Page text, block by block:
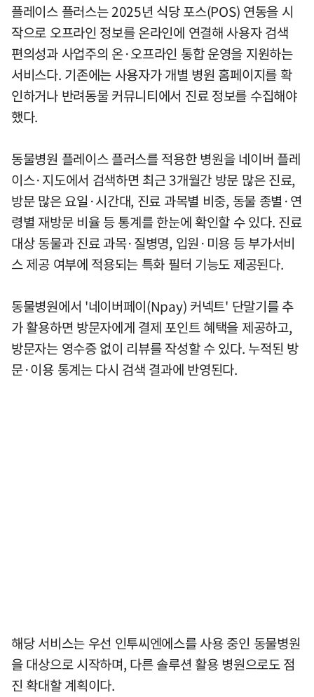
플레이스 플러스는 2025년 식당 포스(POS) 연동을 시
작으로 오프라인 정보를 온라인에 연결해 사용자 검색
편의성과 사업주의 온·오프라인 통합 운영을 지원하는
서비스다. 기존에는 사용자가 개별 병원 홈페이지를 확
인하거나 반려동물 커뮤니티에서 진료 정보를 수집해야
했다.
동물병원 플레이스 플러스를 적용한 병원을 네이버 플레
이스·지도에서 검색하면 최근 3개월간 방문 많은 진료,
방문 많은 요일·시간대, 진료 과목별 비중, 동물 종별·연
령별 재방문 비율 등 통계를 한눈에 확인할 수 있다. 진료
대상 동물과 진료 과목·질병명, 입원·미용 등 부가서비
스 제공 여부에 적용되는 특화 필터 기능도 제공된다.
동물병원에서 '네이버페이(Npay) 커넥트' 단말기를 추
가 활용하면 방문자에게 결제 포인트 혜택을 제공하고,
방문자는 영수증 없이 리뷰를 작성할 수 있다. 누적된 방
문·이용 통계는 다시 검색 결과에 반영된다.
해당 서비스는 우선 인투씨엔에스를 사용 중인 동물병원
을 대상으로 시작하며, 다른 솔루션 활용 병원으로도 점
진 확대할 계획이다.